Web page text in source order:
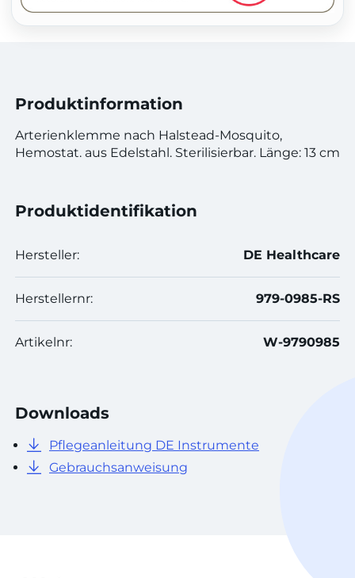
Produktinformation
Arterienklemme nach Halstead-Mosquito,
Hemostat. aus Edelstahl. Sterilisierbar. Länge: 13 cm
Produktidentifikation
Hersteller: DE Healthcare
Herstellernr: 979-0985-RS
Artikelnr: W-9790985
Downloads
Pflegeanleitung DE Instrumente
Gebrauchsanweisung